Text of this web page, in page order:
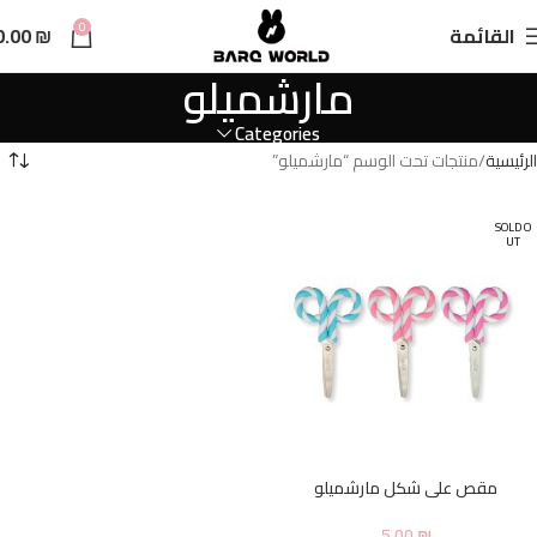
القائمة 0
₪
مارشميلو
Categories
الرئيسية منتجات تحت الوسم “مارشميلو”
SOLD O
UT
مقص على شكل مارشميلو